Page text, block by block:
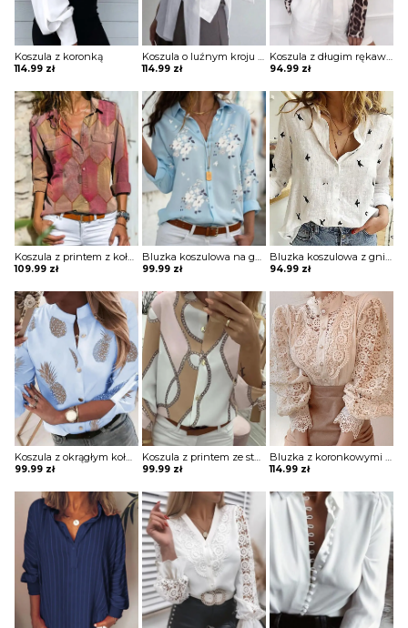
Koszula z koronką
114.99 zł
Koszula o luźnym kroju z wiązaniem w pasie
114.99 zł
Koszula z długim rękawem z printem
94.99 zł
Koszula z printem z kołnierzykiem i kieszeniami
109.99 zł
Bluzka koszulowa na guziki z dekoltem w ksztalcie litery V z printem
99.99 zł
Bluzka koszulowa z gniecionego materiału z nadrukiem
94.99 zł
Koszula z okrągłym kołnierzykiem z printem
99.99 zł
Koszula z printem ze stójką i ozdobnymi guzikami
99.99 zł
Bluzka z koronkowymi rękawami i bufkami zapinana na ozdobne guziki
114.99 zł